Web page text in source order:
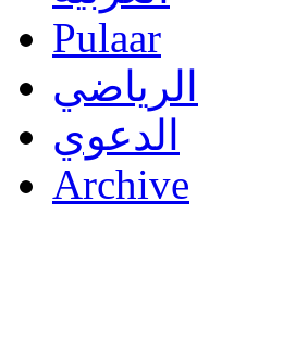
Pulaar
الرياضي
الدعوي
Archive